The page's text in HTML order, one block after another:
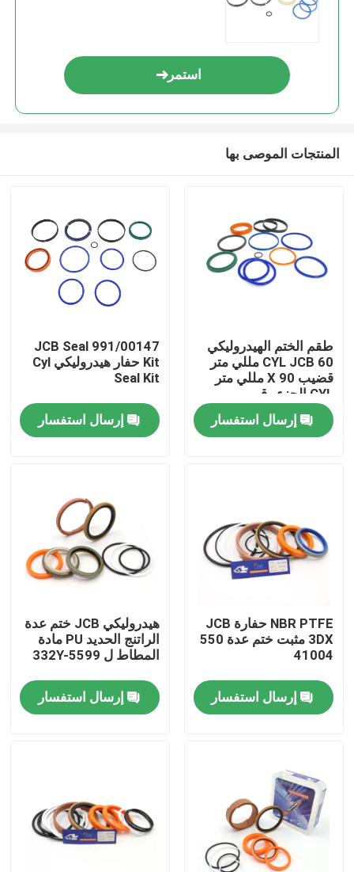
منزل
معلومات عنا
رقابة جودة
اتصل بنا
حالات
طقم ختم الكسارة الهيدروليكية
استمر
المنتجات الموصى بها
طقم الختم الهيدروليكي
CYL JCB 60 مللي متر
قضيب X 90 مللي متر
CYL الجزء رقم.
991/00147 للحفار
إرسال استفسار
991/00147 JCB Seal
Kit حفار هيدروليكي Cyl
Seal Kit
إرسال استفسار
NBR PTFE حفارة JCB
3DX مثبت ختم عدة 550
41004
إرسال استفسار
هيدروليكي JCB ختم عدة
الراتنج الحديد PU مادة
المطاط ل 332Y-5599
إرسال استفسار